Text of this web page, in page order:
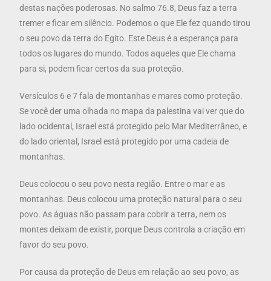
destas nações poderosas. No salmo 76.8, Deus faz a terra
tremer e ficar em silêncio. Podemos o que Ele fez quando tirou
o seu povo da terra do Egito. Este Deus é a esperança para
todos os lugares do mundo. Todos aqueles que Ele chama
para si, podem ficar certos da sua proteção.
Versículos 6 e 7 fala de montanhas e mares como proteção.
Se você der uma olhada no mapa da palestina vai ver que do
lado ocidental, Israel está protegido pelo Mar Mediterrâneo, e
do lado oriental, Israel está protegido por uma cadeia de
montanhas.
Deus colocou o seu povo nesta região. Entre o mar e as
montanhas. Deus colocou uma proteção natural para o seu
povo. As águas não passam para cobrir a terra, nem os
montes deixam de existir, porque Deus controla a criação em
favor do seu povo.
Por causa da proteção de Deus em relação ao seu povo, as